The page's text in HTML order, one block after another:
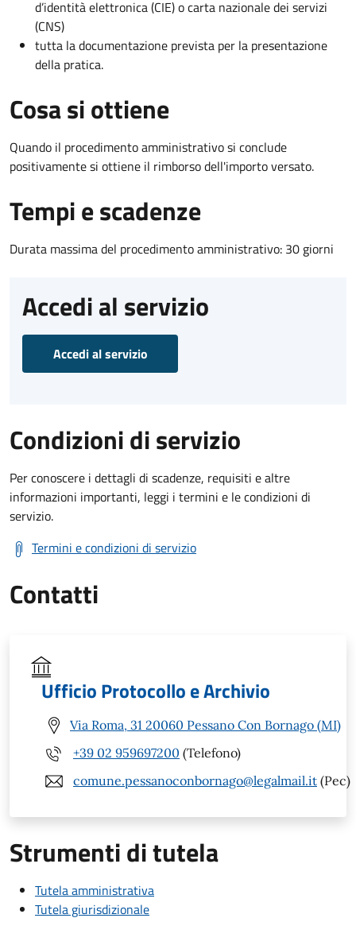
d’identità elettronica (CIE) o carta nazionale dei servizi
(CNS)
tutta la documentazione prevista per la presentazione
della pratica.
Cosa si ottiene
Quando il procedimento amministrativo si conclude
positivamente si ottiene il rimborso dell'importo versato.
Tempi e scadenze
Durata massima del procedimento amministrativo: 30 giorni
Accedi al servizio
Accedi al servizio
Condizioni di servizio
Per conoscere i dettagli di scadenze, requisiti e altre
informazioni importanti, leggi i termini e le condizioni di
servizio.
Termini e condizioni di servizio
Contatti
Ufficio Protocollo e Archivio
Via Roma, 31 20060 Pessano Con Bornago (MI)
+39 02 959697200 (Telefono)
comune.pessanoconbornago@legalmail.it (Pec)
Strumenti di tutela
Tutela amministrativa
Tutela giurisdizionale